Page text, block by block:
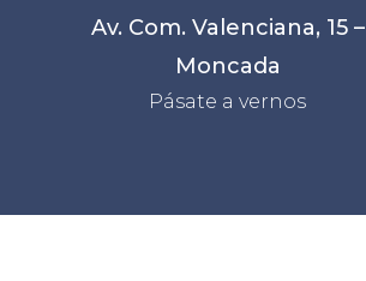
Av. Com. Valenciana, 15 –
Moncada
Pásate a vernos